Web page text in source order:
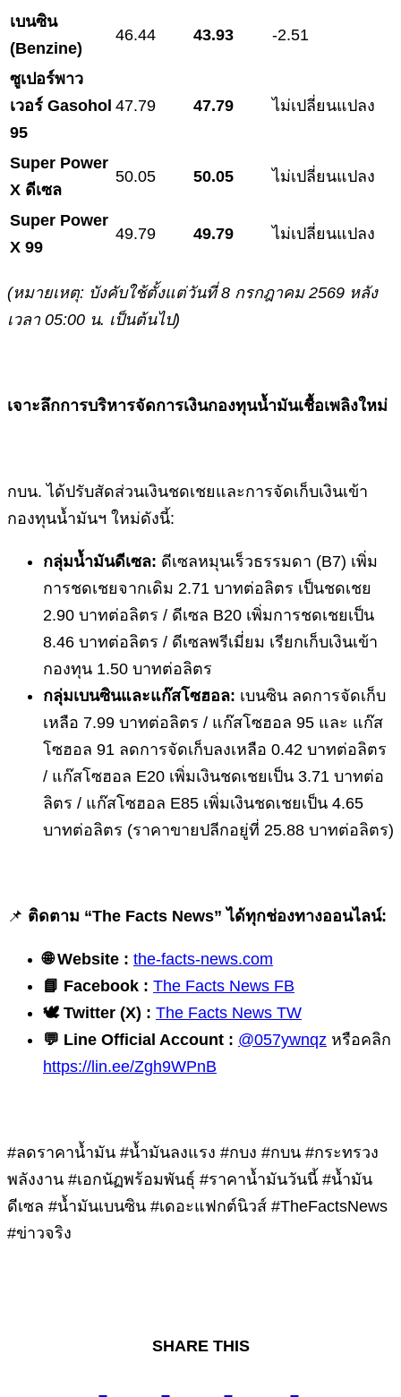
เบนซิน
(Benzine)
46.44 43.93 -2.51
ซูเปอร์พาว
เวอร์ Gasohol
95
47.79 47.79 ไม่เปลี่ยนแปลง
Super Power
X ดีเซล
50.05 50.05 ไม่เปลี่ยนแปลง
Super Power
X 99
49.79 49.79 ไม่เปลี่ยนแปลง
(หมายเหตุ: บังคับใช้ตั้งแต่วันที่ 8 กรกฎาคม 2569 หลัง
เวลา 05:00 น. เป็นต้นไป)
เจาะลึกการบริหารจัดการเงินกองทุนน้ำมันเชื้อเพลิงใหม่
กบน. ได้ปรับสัดส่วนเงินชดเชยและการจัดเก็บเงินเข้า
กองทุนน้ำมันฯ ใหม่ดังนี้:
กลุ่มน้ำมันดีเซล: ดีเซลหมุนเร็วธรรมดา (B7) เพิ่ม
การชดเชยจากเดิม 2.71 บาทต่อลิตร เป็นชดเชย
2.90 บาทต่อลิตร / ดีเซล B20 เพิ่มการชดเชยเป็น
8.46 บาทต่อลิตร / ดีเซลพรีเมี่ยม เรียกเก็บเงินเข้า
กองทุน 1.50 บาทต่อลิตร
กลุ่มเบนซินและแก๊สโซฮอล: เบนซิน ลดการจัดเก็บ
เหลือ 7.99 บาทต่อลิตร / แก๊สโซฮอล 95 และ แก๊ส
โซฮอล 91 ลดการจัดเก็บลงเหลือ 0.42 บาทต่อลิตร
/ แก๊สโซฮอล E20 เพิ่มเงินชดเชยเป็น 3.71 บาทต่อ
ลิตร / แก๊สโซฮอล E85 เพิ่มเงินชดเชยเป็น 4.65
บาทต่อลิตร (ราคาขายปลีกอยู่ที่ 25.88 บาทต่อลิตร)
📌 ติดตาม “The Facts News” ได้ทุกช่องทางออนไลน์:
🌐Website : the-facts-news.com
📘 Facebook : The Facts News FB
🕊️ Twitter (X) : The Facts News TW
💬 Line Official Account : @057ywnqz หรือคลิก
https://lin.ee/Zgh9WPnB
#ลดราคาน้ำมัน #น้ำมันลงแรง #กบง #กบน #กระทรวง
พลังงาน #เอกนัฏพร้อมพันธุ์ #ราคาน้ำมันวันนี้ #น้ำมัน
ดีเซล #น้ำมันเบนซิน #เดอะแฟกต์นิวส์ #TheFactsNews
#ข่าวจริง
SHARE THIS